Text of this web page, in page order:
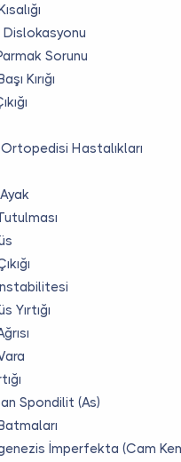
Sorunu
Kırığı
Hastalıkları
Yırtığı
Spondilit (As)
İmperfekta (Cam